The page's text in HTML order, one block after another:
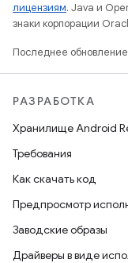
лицензиям. Java и
знаки корпорации
Последнее
РАЗРАБОТКА
Хранилище Android
Требования
Как скачать код
Предпросмотр
Заводские образы
Драйверы в виде